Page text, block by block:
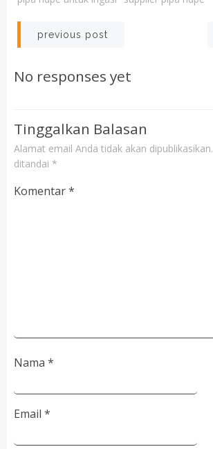
Post
navigation
previous post
No responses yet
Tinggalkan Balasan
Alamat email Anda tidak akan dipublikasikan.
ditandai *
Komentar*
Nama *
Email *